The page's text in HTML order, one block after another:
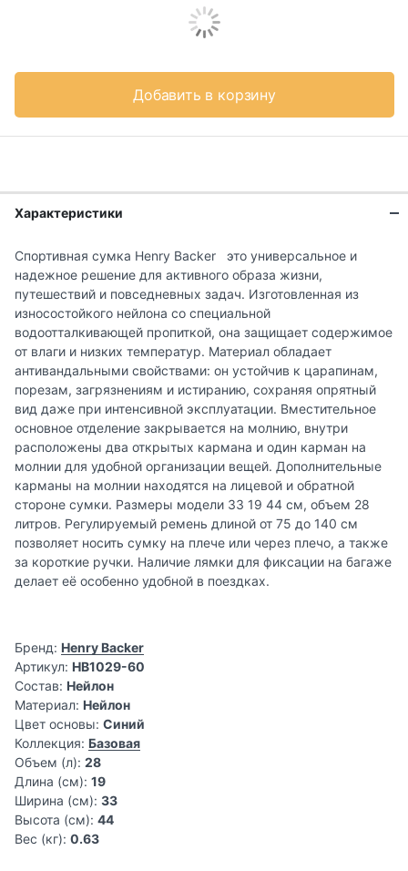
Добавить в корзину
Характеристики
Спортивная сумка Henry Backer это универсальное и
надежное решение для активного образа жизни,
путешествий и повседневных задач. Изготовленная из
износостойкого нейлона со специальной
водоотталкивающей пропиткой, она защищает содержимое
от влаги и низких температур. Материал обладает
антивандальными свойствами: он устойчив к царапинам,
порезам, загрязнениям и истиранию, сохраняя опрятный
вид даже при интенсивной эксплуатации. Вместительное
основное отделение закрывается на молнию, внутри
расположены два открытых кармана и один карман на
молнии для удобной организации вещей. Дополнительные
карманы на молнии находятся на лицевой и обратной
стороне сумки. Размеры модели 33 19 44 см, объем 28
литров. Регулируемый ремень длиной от 75 до 140 см
позволяет носить сумку на плече или через плечо, а также
за короткие ручки. Наличие лямки для фиксации на багаже
делает её особенно удобной в поездках.
Бренд: Henry Backer
Артикул: HB1029-60
Состав: Нейлон
Материал: Нейлон
Цвет основы: Синий
Коллекция: Базовая
Объем (л): 28
Длина (см): 19
Ширина (см): 33
Высота (см): 44
Вес (кг): 0.63